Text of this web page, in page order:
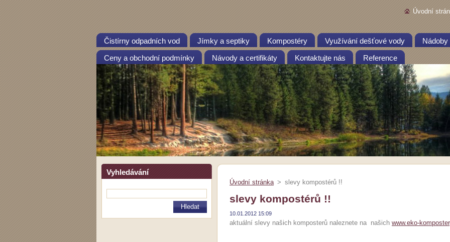
Úvodní
Čistírny odpadních vod Jímky a septiky Kompostéry Využívání dešťové vody
Ceny a obchodní podmínky Návody a certifikáty Kontaktujte nás Reference
Vyhledávání
Úvodní stránka > slevy kompostérů !!
slevy kompostérů !!
10.01.2012 15:09
aktuální slevy našich komposterů naleznete na našich www.eko-